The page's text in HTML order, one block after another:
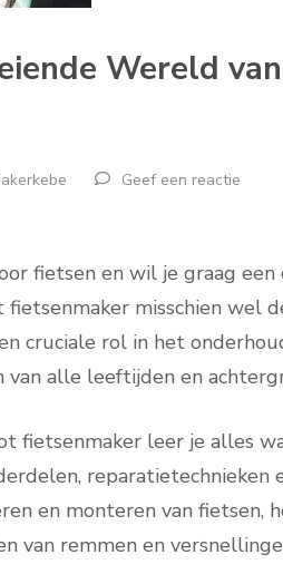
Wereld
Geef een reactie
fietsen en wil je graag
misschien wel
cruciale rol in het
van alle leeftijden en
fietsenmaker leer je alles
reparatietechnieken
en monteren van fietsen,
van remmen en